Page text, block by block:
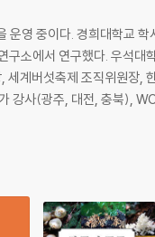
다색벚꽃버섯 / 말징버섯
/ 껄껄이그물버섯 / 곰보
하초 / 목질진흙버섯(상황) /
운영 중이다. 경희대학교
소에서 연구했다. 우석대
계버섯축제 조직위원장,
강사(광주, 대전, 충북),